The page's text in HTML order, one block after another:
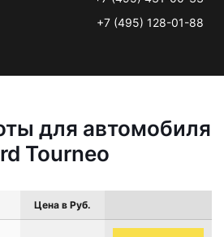
+7 (495) 128-01-88
для автомобиля
Tourneo
Цена в Руб.